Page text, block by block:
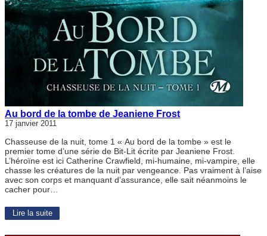
Au bord de la tombe de Jeaniene Frost
17 janvier 2011
Chasseuse de la nuit, tome 1 « Au bord de la tombe » est le
premier tome d’une série de Bit-Lit écrite par Jeaniene Frost.
L’héroïne est ici Catherine Crawfield, mi-humaine, mi-vampire, elle
chasse les créatures de la nuit par vengeance. Pas vraiment à l’aise
avec son corps et manquant d’assurance, elle sait néanmoins le
cacher pour…
Lire la suite